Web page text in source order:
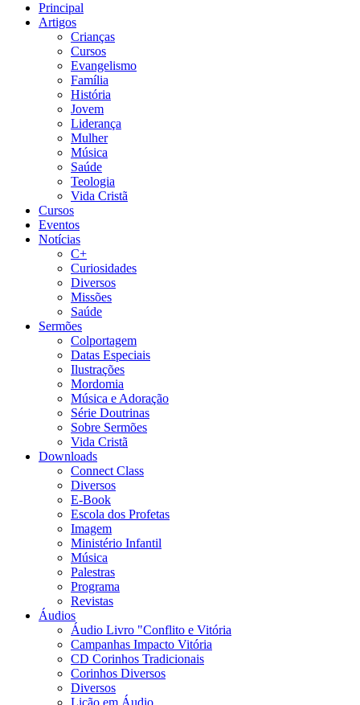
Principal
Artigos
Crianças
Cursos
Evangelismo
Família
História
Jovem
Liderança
Mulher
Música
Saúde
Teologia
Vida Cristã
Cursos
Eventos
Notícias
C+
Curiosidades
Diversos
Missões
Saúde
Sermões
Colportagem
Datas Especiais
Ilustrações
Mordomia
Música e Adoração
Série Doutrinas
Sobre Sermões
Vida Cristã
Downloads
Connect Class
Diversos
E-Book
Escola dos Profetas
Imagem
Ministério Infantil
Música
Palestras
Programa
Revistas
Áudios
Áudio Livro "Conflito e Vitória
Campanhas Impacto Vitória
CD Corinhos Tradicionais
Corinhos Diversos
Diversos
Lição em Áudio